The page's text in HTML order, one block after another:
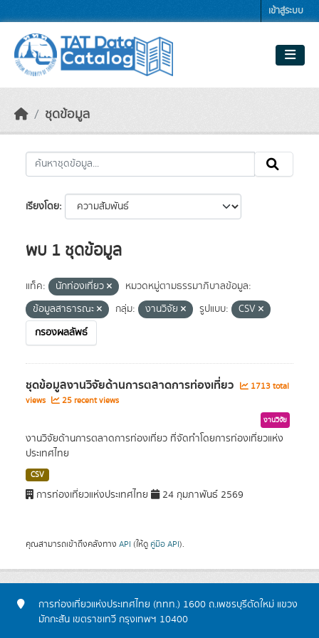
เข้าสู่ระบบ
ชุดข้อมูล
เรียงโดย
พบ 1 ชุดข้อมูล
แท็ค: นักท่องเที่ยว
หมวดหมู่ตามธรรมาภิบาลข้อมูล:
ข้อมูลสาธารณะ
กลุ่ม: งานวิจัย รูปแบบ:
CSV
กรองผลลัพธ์
ชุดข้อมูลงานวิจัยด้านการตลาดการท่องเที่ยว
1713 total
views
25 recent views
งานวิจัย
งานวิจัยด้านการตลาดการท่องเที่ยว ที่จัดทำโดยการท่องเที่ยวแห่ง
ประเทศไทย
CSV
การท่องเที่ยวแห่งประเทศไทย 24 กุมภาพันธ์ 2569
คุณสามารถเข้าถึงคลังทาง API (ให้ดู คู่มือ API).
การท่องเที่ยวแห่งประเทศไทย (ททท.) 1600 ถ.เพชรบุรีตัดใหม่ แขวง
มักกะสัน เขตราชเทวี กรุงเทพฯ 10400